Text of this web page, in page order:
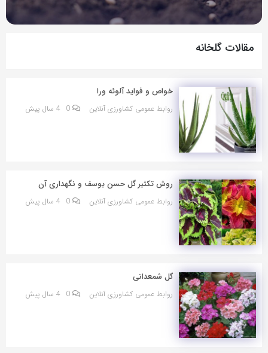
مقالات گلخانه
خواص و فواید آلوئه ورا
روابط عمومی کشاورزی آنلاین 0 4 سال پیش
روش تکثیر گل حسن یوسف و نگهداری آن
روابط عمومی کشاورزی آنلاین 0 4 سال پیش
گل شمعدانی
روابط عمومی کشاورزی آنلاین 0 4 سال پیش